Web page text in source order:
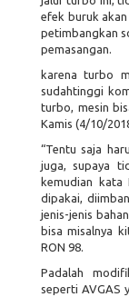
efek buruk
petimbangkan
pemasangan.
karena turbo
sudahtinggi
turbo, mesin
Kamis (4/10/
“Tentu saja
juga, supaya
kemudian kata
dipakai,
jenis-jenis
bisa misalnya
RON 98.
Padalah
seperti AVGAS